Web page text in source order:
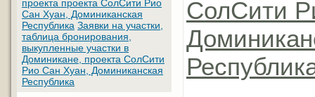
проекта проекта СолСити Рио
Сан Хуан, Доминиканская
Республика Заявки на участки,
таблица бронирования,
выкупленные участки в
Доминикане, проекта СолСити
Рио Сан Хуан, Доминиканская
Республика
СолСити